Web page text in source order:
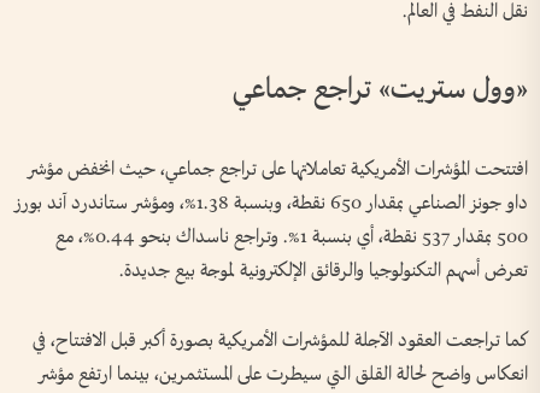
نقل النفط في العالم.
«وول ستريت» تراجع جماعي
افتتحت المؤشرات الأمريكية تعاملاتها على تراجع جماعي، حيث انخفض مؤشر
داو جونز الصناعي بمقدار 650 نقطة، وبنسبة 1.38%، ومؤشر ستاندرد آند بورز
500 بمقدار 537 نقطة، أي بنسبة 1%. وتراجع ناسداك بنحو 0.44%، مع
تعرض أسهم التكنولوجيا والرقائق الإلكترونية لموجة بيع جديدة.
كما تراجعت العقود الآجلة للمؤشرات الأمريكية بصورة أكبر قبل الافتتاح، في
انعكاس واضح لحالة القلق التي سيطرت على المستثمرين، بينما ارتفع مؤشر